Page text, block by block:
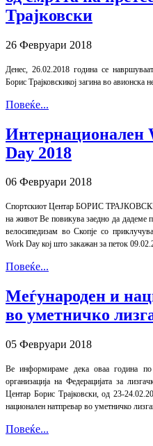
Трајковски
26 Февруари 2018
Денес, 26.02.2018 година се
Борис Трајковскикој загина во авионска
Повеќе...
Интернационален
Day 2018
06 Февруари 2018
Спортскиот Центар БОРИС ТРАЈКОВСКИ
на живот Ве повикува заедно да дадеме
велосипедизам во Скопје со
Work Day кој што закажан за петок
Повеќе...
Меѓународен и
во уметничко
05 Февруари 2018
Ве информираме дека оваа година
организација на Федерацијата за
Центар Борис Трајковски, од 23-
национален натпревар во уметничко
Повеќе...